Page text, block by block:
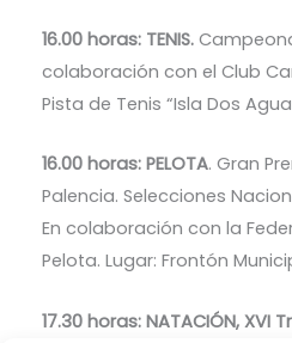
16.00 horas: TENIS.
colaboración con el Club
Pista de Tenis “Isla Dos
16.00 horas: PELOTA. Gran
Palencia. Selecciones
En colaboración con la
Pelota. Lugar: Frontón
17.30 horas: NATACIÓN, XVI